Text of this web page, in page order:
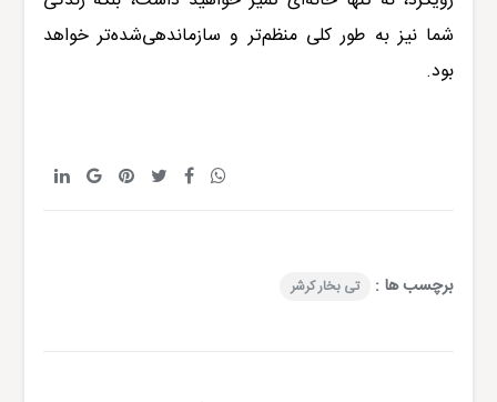
شما نیز به طور کلی منظم‌تر و سازماندهی‌شده‌تر خواهد
بود.
برچسب ها : تی بخار کرشر